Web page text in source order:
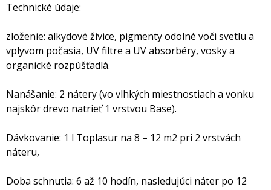
Technické údaje:
zloženie: alkydové živice, pigmenty odolné voči svetlu a
vplyvom počasia, UV filtre a UV absorbéry, vosky a
organické rozpúšťadlá.
Nanášanie: 2 nátery (vo vlhkých miestnostiach a vonku
najskôr drevo natrieť 1 vrstvou Base).
Dávkovanie: 1 l Toplasur na 8 – 12 m2 pri 2 vrstvách
náteru,
Doba schnutia: 6 až 10 hodín, nasledujúci náter po 12